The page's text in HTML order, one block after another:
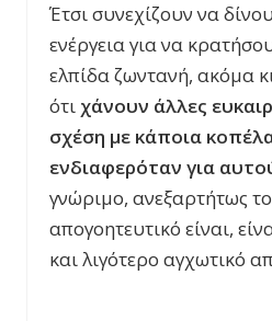
Έτσι συνεχίζουν να
ενέργεια για να
ελπίδα ζωντανή, ακόμα
ότι χάνουν άλλες
σχέση με κάποια
ενδιαφερόταν για
γνώριμο, ανεξαρτήτως
απογοητευτικό είναι,
και λιγότερο αγχωτικό